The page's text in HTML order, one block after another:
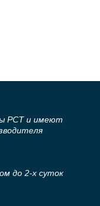
РСТ и имеют
до 2-х суток